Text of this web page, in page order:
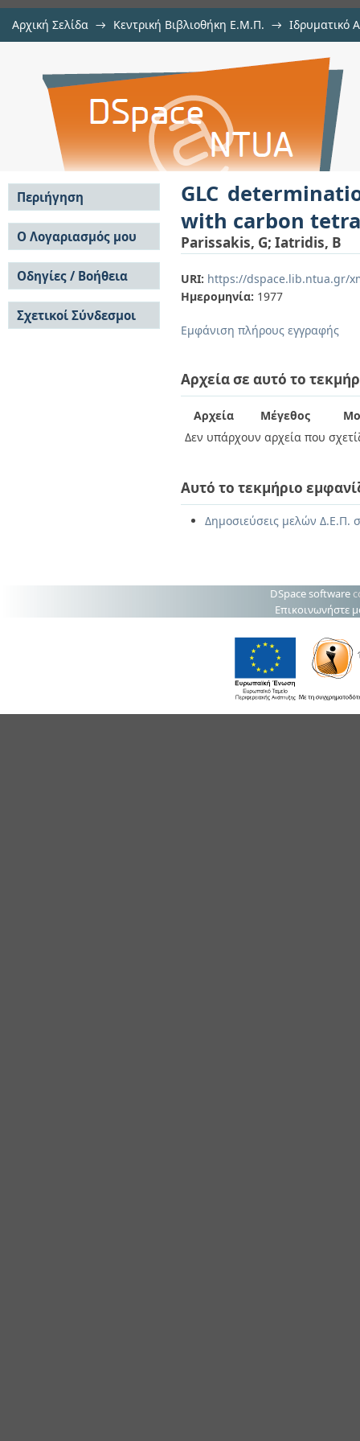
Αρχική Σελίδα → Κεντρική Βιβλιοθήκη Ε.Μ.Π. → Ιδρυματικό
GLC determination of silicon
tetrachloride
GLC
with carbon
Parissakis, G; Iatridis, B
URI: https://dspace.lib.ntua.gr/
Ημερομηνία: 1977
Εμφάνιση πλήρους εγγραφής
Αρχεία σε αυτό το
Αρχεία Μέγεθος
Δεν υπάρχουν αρχεία που
Αυτό το τεκμήριο
Δημοσιεύσεις μελών Δ.Ε.Π.
Περιήγηση
Σε όλο το DSpace
Κοινότητες & Συλλογές
Ανά Ημερομηνία
Έκδοσης
Συγγραφείς
Τίτλοι
Θέματα
Ο Λογαριασμός μου
Σύνδεση
Εγγραφή
Οδηγίες / Βοήθεια
Οδηγίες Υποβολής
Οδηγίες Χρήσης ΙΑ
Συχνές Ερωτήσεις
Σχετικοί Σύνδεσμοι
DSpace software
Επικοινωνήστε